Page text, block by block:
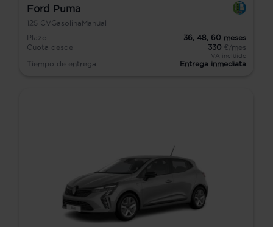
Ford Puma
125 CVGasolina Manual
Plazo
36, 48, 60 meses
Cuota desde
330 €/mes
IVA incluido
Tiempo de entrega Entrega inmediata